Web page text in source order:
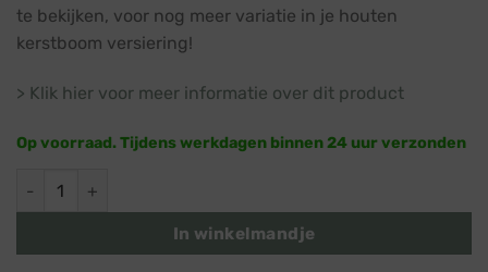
te bekijken, voor nog meer variatie in je houten
kerstboom versiering!
> Klik hier voor meer informatie over dit product
Op voorraad. Tijdens werkdagen binnen 24 uur verzonden
In winkelmandje